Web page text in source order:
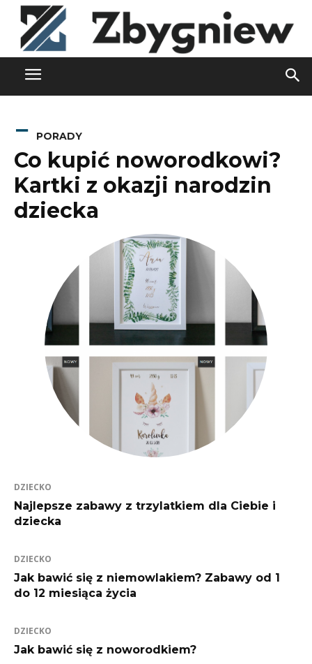
PORADY
Co kupić noworodkowi?
Kartki z okazji narodzin
dziecka
DZIECKO
Najlepsze zabawy z trzylatkiem dla Ciebie i
dziecka
DZIECKO
Jak bawić się z niemowlakiem? Zabawy od 1
do 12 miesiąca życia
DZIECKO
Jak bawić się z noworodkiem?